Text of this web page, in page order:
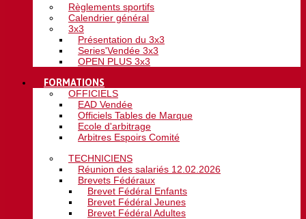
Règlements sportifs
Calendrier général
3x3
Présentation du 3x3
Series'Vendée 3x3
OPEN PLUS 3x3
FORMATIONS
OFFICIELS
EAD Vendée
Officiels Tables de Marque
Ecole d'arbitrage
Arbitres Espoirs Comité
TECHNICIENS
Réunion des salariés 12.02.2026
Brevets Fédéraux
Brevet Fédéral Enfants
Brevet Fédéral Jeunes
Brevet Fédéral Adultes